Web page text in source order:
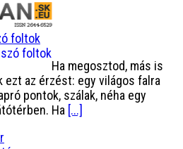
foltok
Ha megosztod, más is
ezt az érzést: egy világos falra
pontok, szálak, néha egy
Ha [...]